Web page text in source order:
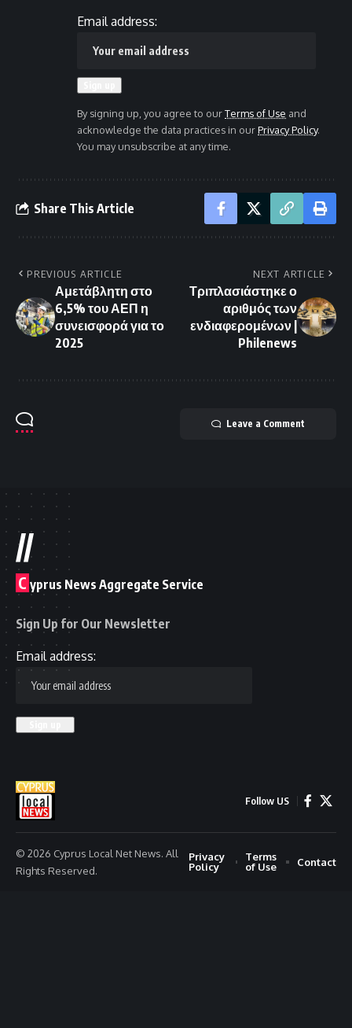
Email address:
By signing up, you agree to ourTerms of Use and
acknowledge the data practices in ourPrivacy Policy.
You may unsubscribe at any time.
Share This Article
PREVIOUS ARTICLE
Αμετάβλητη στο
6,5% του ΑΕΠ η
συνεισφορά για το
2025
NEXT ARTICLE
Τριπλασιάστηκε ο
αριθμός των
ενδιαφερομένων |
Philenews
Leave a Comment
//
C yprus News Aggregate Service
Sign Up for Our Newsletter
Email address:
Follow US
© 2026 Cyprus Local Net News. All
Rights Reserved.
Privacy
Policy
Terms
of Use
Contact